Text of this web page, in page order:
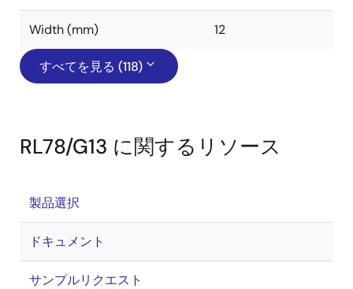
Width (mm) 12
すべてを見る (118)
RL78/G13 に関するリソース
製品選択
ドキュメント
サンプルリクエスト